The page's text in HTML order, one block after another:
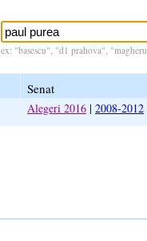
ex: "basescu", "d1 prahova",
Senat
Alegeri 2016 | 2008-2012